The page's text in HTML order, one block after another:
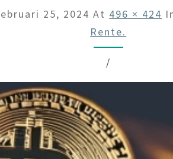
25, 2024 At 496 × 424
Rente.
/